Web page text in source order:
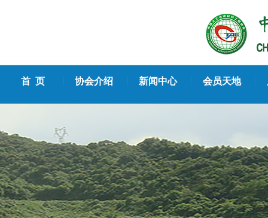
首 页 协会介绍 新闻中心 会员天地